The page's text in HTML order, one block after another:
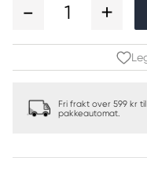
1
Fri frakt over 599 kr til
pakkeautomat.